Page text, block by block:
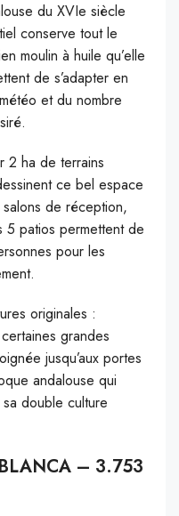
du XVIe siècle
conserve tout le
moulin à huile qu’elle
de s’adapter en
et du nombre
2 ha de terrains
ce bel espace
de réception,
5 patios permettent de
pour les
originales :
grandes
jusqu’aux portes
andalouse qui
double culture
– 3.753